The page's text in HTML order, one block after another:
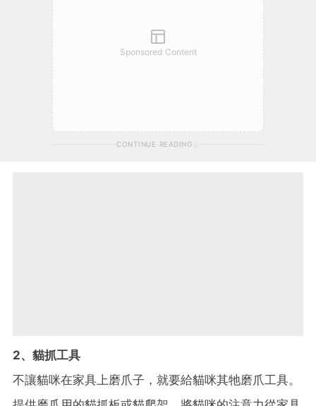
Sponsored Content
CONTINUE READING
2、貓抓工具
不讓貓咪在家具上磨爪子，就要給貓咪其牠磨爪工具。